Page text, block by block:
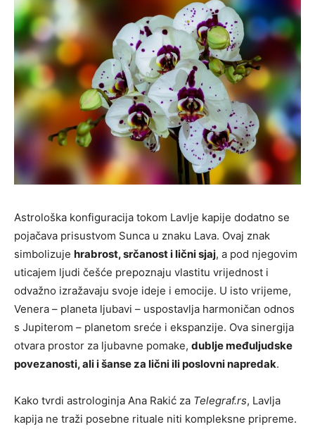
Astrološka konfiguracija tokom Lavlje kapije dodatno se
pojačava prisustvom Sunca u znaku Lava. Ovaj znak
simbolizuje hrabrost, srčanost i lični sjaj, a pod njegovim
uticajem ljudi češće prepoznaju vlastitu vrijednost i
odvažno izražavaju svoje ideje i emocije. U isto vrijeme,
Venera – planeta ljubavi – uspostavlja harmoničan odnos
s Jupiterom – planetom sreće i ekspanzije. Ova sinergija
otvara prostor za ljubavne pomake, dublje međuljudske
povezanosti, ali i šanse za lični ili poslovni napredak.
Kako tvrdi astrologinja Ana Rakić za Telegraf.rs, Lavlja
kapija ne traži posebne rituale niti kompleksne pripreme.